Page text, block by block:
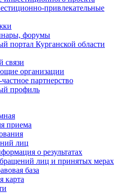
привлекательные
форумы
портал Курганской области
связи
организации
партнерство
профиль
приема
лиц
о результатах
лиц и принятых мерах
база
карта